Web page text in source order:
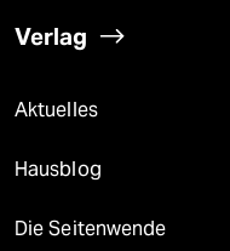
Verlag
Aktuelles
Hausblog
Die Seitenwende